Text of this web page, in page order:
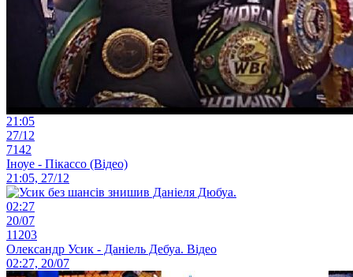
21:05
27/12
7142
Іноуе - Пікассо (Відео)
21:05, 27/12
02:27
20/07
11203
Олександр Усик - Даніель Дебуа. Відео
02:27, 20/07